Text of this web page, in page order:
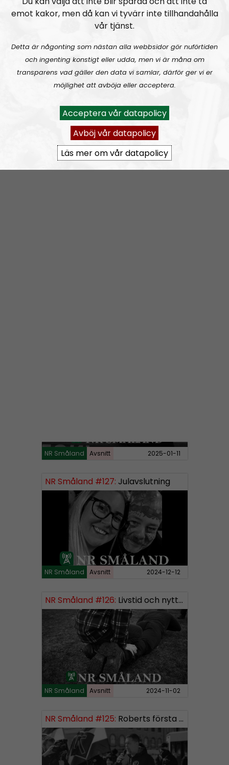
Vi vänder inte blad, vi försöker vända på vart enda
Prenumerera på NR Småland medRSS
https://nordiskradio.se/?format=mp3-
rss&show=nr-smland
NR Småland #130:Tillbakablicken.
NR Småland Avsnitt 2025-01-11
NR Småland #127: Julavslutning
NR Småland Avsnitt 2024-12-12
NR Småland #126: Livstid och nytt segment
NR Småland Avsnitt 2024-11-02
NR Småland #125: Roberts första burk mjukmedel
emot kakor, men då kan vi tyvärr inte tillhandahålla
vår tjänst.
Detta är någonting som nästan alla webbsidor gör nuförtiden
och ingenting konstigt eller udda, men vi är måna om
transparens vad gäller den data vi samlar, därför ger vi er
möjlighet att avböja eller acceptera.
Acceptera vår datapolicy
Avböj vår datapolicy
Läs mer om vår datapolicy